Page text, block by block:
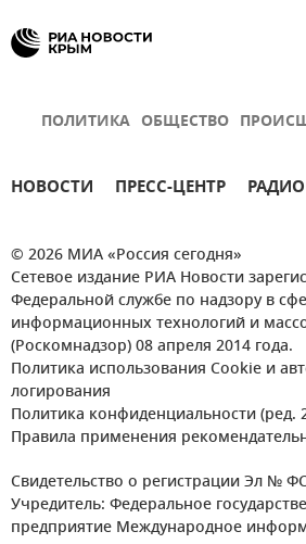
ПОЛИТИКА ОБЩЕСТВО
НОВОСТИ ПРЕСС-ЦЕНТР РАДИО
© 2026 МИА «Россия сегодня»
Сетевое издание РИА Новости
Федеральной службе по надзору в
информационных технологий и
(Роскомнадзор) 08 апреля 2014 года.
Политика использования Cookie и
логирования
Политика конфиденциальности (ред.
Правила применения
Свидетельство о регистрации Эл №
Учредитель: Федеральное
предприятие Международное